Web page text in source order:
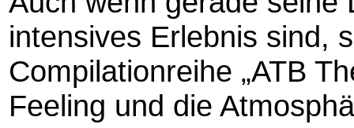
intensives Erlebnis sind,
Compilationreihe „ATB
Feeling und die